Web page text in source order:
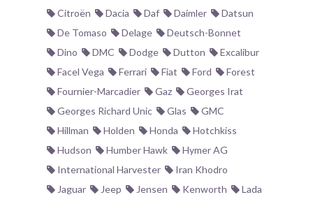
Citroën
Dacia Daf Daimler
Datsun
De Tomaso
Delage
Deutsch-Bonnet
Dino
DMC Dodge Dutton
Excalibur
Facel Vega
Ferrari Fiat Ford
Forest
Fournier-Marcadier
Gaz
Georges Irat
Georges Richard Unic
Glas
GMC
Hillman
Holden Honda
Hotchkiss
Hudson
Humber Hawk
Hymer AG
International Harvester
Iran Khodro
Jaguar
Jeep Jensen Kenworth
Lada